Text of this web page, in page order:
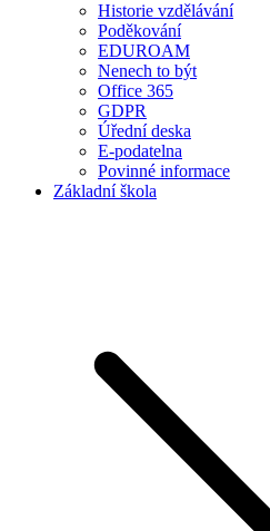
Historie vzdělávání
Poděkování
EDUROAM
Nenech to být
Office 365
GDPR
Úřední deska
E-podatelna
Povinné informace
Základní škola